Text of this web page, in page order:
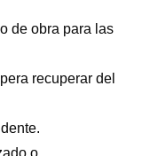
de obra para las
recuperar del
o